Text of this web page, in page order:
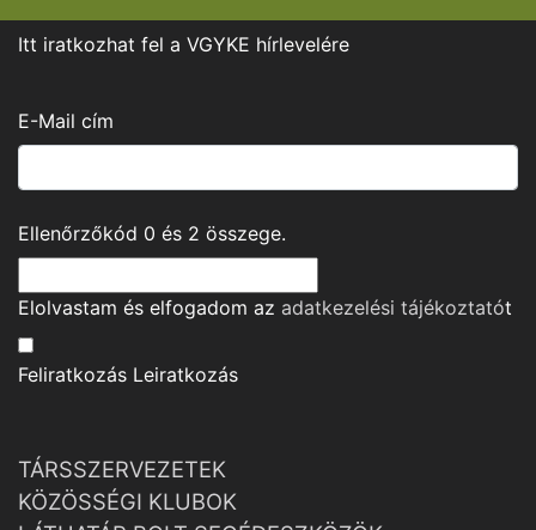
Itt iratkozhat fel a VGYKE hírlevelére
E-Mail cím
Ellenőrzőkód 0 és 2 összege.
Elolvastam és elfogadom az adatkezelési tájékoztatót
Feliratkozás Leiratkozás
TÁRSSZERVEZETEK
KÖZÖSSÉGI KLUBOK